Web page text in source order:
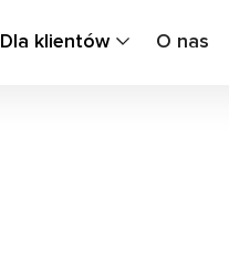
Dla klientów O nas